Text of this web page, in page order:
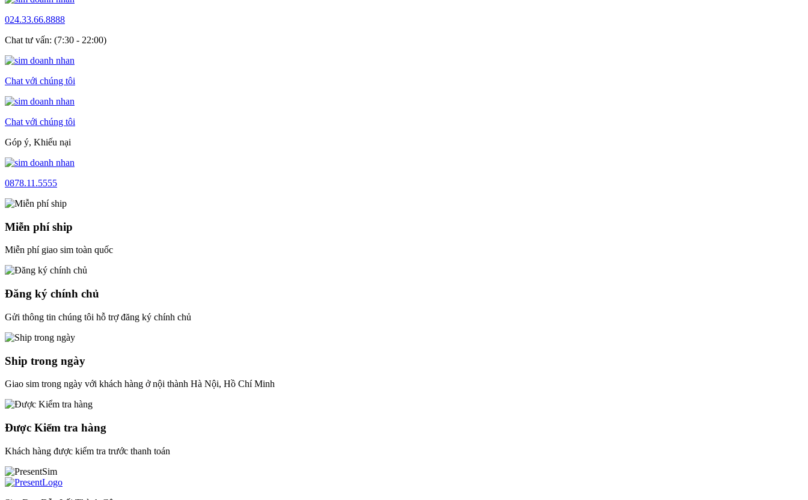
024.33.66.8888
Chat tư vấn: (7:30 - 22:00)
Chat với chúng tôi
Chat với chúng tôi
Góp ý, Khiếu nại
0878.11.5555
Miễn phí ship
Miễn phí giao sim toàn quốc
Đăng ký chính chủ
Gửi thông tin chúng tôi hỗ trợ đăng ký chính chủ
Ship trong ngày
Giao sim trong ngày với khách hàng ở nội thành Hà Nội, Hồ Chí Minh
Được Kiểm tra hàng
Khách hàng được kiểm tra trước thanh toán